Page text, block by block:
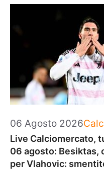
06 Agosto 2026
Live Calciomercato,
06 agosto: Besiktas,
per Vlahovic: